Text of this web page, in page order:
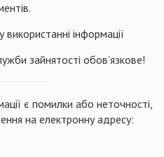
інформації
зайнятості обов’язкове!
є помилки або неточності,
на електронну адресу: